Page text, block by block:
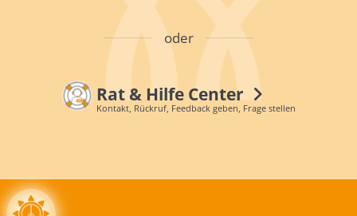
oder
Rat & Hilfe Center
Kontakt, Rückruf, Feedback geben, Frage stellen